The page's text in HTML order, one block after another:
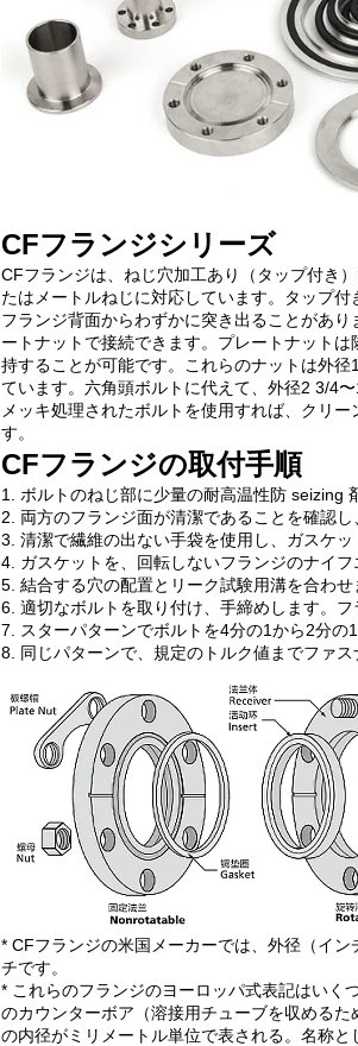
CFフランジシリーズ
CFフランジは、ねじ穴加工あり（タップ付き
たはメートルねじに対応しています。タップ
フランジ背面からわずかに突き出ることがあ
ートナットで接続できます。プレートナット
持することが可能です。これらのナットは外
ています。六角頭ボルトに代えて、外径2 3/4
メッキ処理されたボルトを使用すれば、クリ
す。
CFフランジの取付手順
1. ボルトのねじ部に少量の耐高温性防 seizing
2. 両方のフランジ面が清潔であることを確認
3. 清潔で繊維の出ない手袋を使用し、ガスケッ
4. ガスケットを、回転しないフランジのナイフ
5. 結合する穴の配置とリーク試験用溝を合わせ
6. 適切なボルトを取り付け、手締めします。
7. スターパターンでボルトを4分の1から2分の
8. 同じパターンで、規定のトルク値までファス
* CFフランジの米国メーカーでは、外径（イ
チです。
* これらのフランジのヨーロッパ式表記はいく
のカウンターボア（溶接用チューブを収める
の内径がミリメートル単位で表される。名称と